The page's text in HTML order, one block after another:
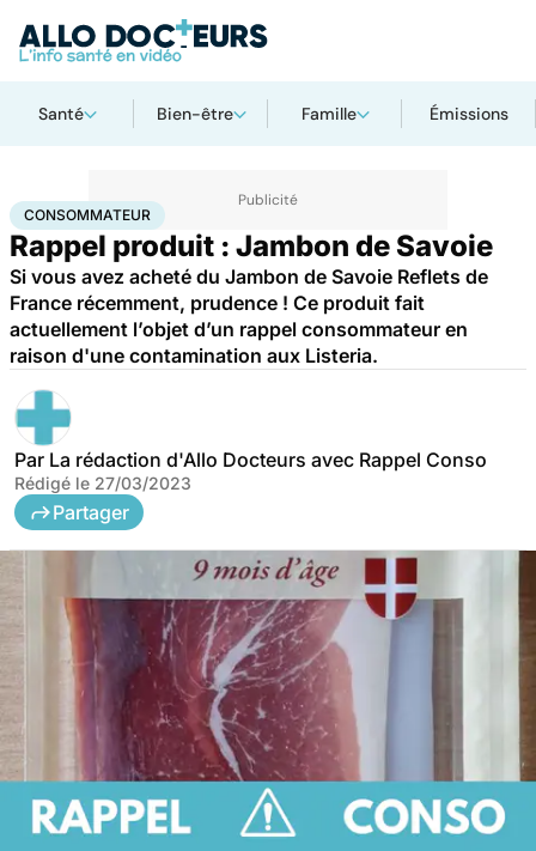
Santé Bien-être Famille Émissions
AccueilSantéConsommateur
CONSOMMATEUR
Rappel produit : Jambon de Savoie
Si vous avez acheté du Jambon de Savoie Reflets de
France récemment, prudence ! Ce produit fait
actuellement l’objet d’un rappel consommateur en
raison d'une contamination aux Listeria.
Par La rédaction d'Allo Docteurs avec Rappel Conso
Rédigé le 27/03/2023
Partager